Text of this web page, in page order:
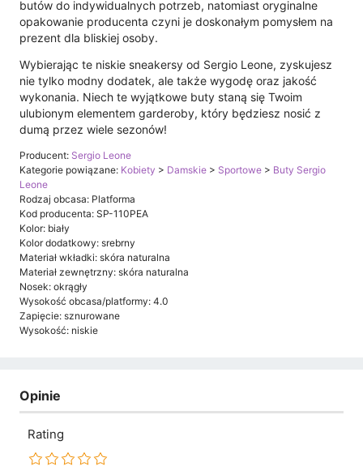
butów do indywidualnych potrzeb, natomiast oryginalne
opakowanie producenta czyni je doskonałym pomysłem na
prezent dla bliskiej osoby.
Wybierając te niskie sneakersy od Sergio Leone, zyskujesz
nie tylko modny dodatek, ale także wygodę oraz jakość
wykonania. Niech te wyjątkowe buty staną się Twoim
ulubionym elementem garderoby, który będziesz nosić z
dumą przez wiele sezonów!
Producent: Sergio Leone
Kategorie powiązane: Kobiety > Damskie > Sportowe > Buty Sergio
Leone
Rodzaj obcasa: Platforma
Kod producenta: SP-110PEA
Kolor: biały
Kolor dodatkowy: srebrny
Materiał wkładki: skóra naturalna
Materiał zewnętrzny: skóra naturalna
Nosek: okrągły
Wysokość obcasa/platformy: 4.0
Zapięcie: sznurowane
Wysokość: niskie
Opinie
Rating